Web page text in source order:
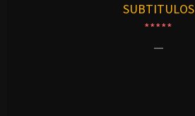
SUBTITULOS
*****
—